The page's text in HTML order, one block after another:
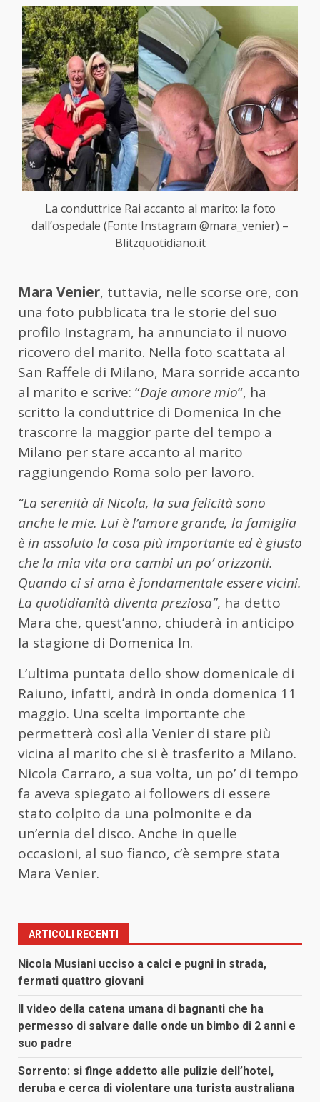
La conduttrice Rai accanto al marito: la foto
dall’ospedale (Fonte Instagram @mara_venier) –
Blitzquotidiano.it
Mara Venier, tuttavia, nelle scorse ore, con
una foto pubblicata tra le storie del suo
profilo Instagram, ha annunciato il nuovo
ricovero del marito. Nella foto scattata al
San Raffele di Milano, Mara sorride accanto
al marito e scrive: “Daje amore mio“, ha
scritto la conduttrice di Domenica In che
trascorre la maggior parte del tempo a
Milano per stare accanto al marito
raggiungendo Roma solo per lavoro.
“La serenità di Nicola, la sua felicità sono
anche le mie. Lui è l’amore grande, la famiglia
è in assoluto la cosa più importante ed è giusto
che la mia vita ora cambi un po’ orizzonti.
Quando ci si ama è fondamentale essere vicini.
La quotidianità diventa preziosa”, ha detto
Mara che, quest’anno, chiuderà in anticipo
la stagione di Domenica In.
L’ultima puntata dello show domenicale di
Raiuno, infatti, andrà in onda domenica 11
maggio. Una scelta importante che
permetterà così alla Venier di stare più
vicina al marito che si è trasferito a Milano.
Nicola Carraro, a sua volta, un po’ di tempo
fa aveva spiegato ai followers di essere
stato colpito da una polmonite e da
un’ernia del disco. Anche in quelle
occasioni, al suo fianco, c’è sempre stata
Mara Venier.
ARTICOLI RECENTI
Nicola Musiani ucciso a calci e pugni in strada,
fermati quattro giovani
Il video della catena umana di bagnanti che ha
permesso di salvare dalle onde un bimbo di 2 anni e
suo padre
Sorrento: si finge addetto alle pulizie dell’hotel,
deruba e cerca di violentare una turista australiana